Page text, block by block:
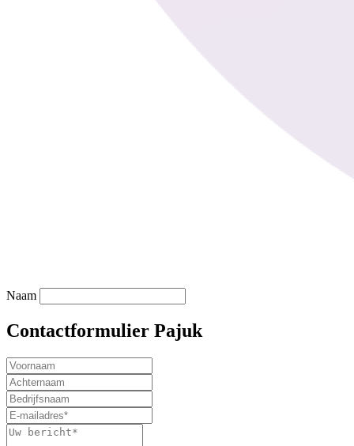
Naam
Contactformulier Pajuk